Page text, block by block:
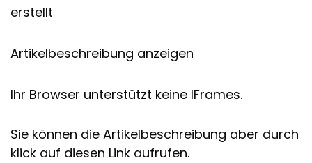
erstellt
Artikelbeschreibung anzeigen
Ihr Browser unterstützt keine IFrames.
Sie können die Artikelbeschreibung aber durch
klick auf diesen Link aufrufen.